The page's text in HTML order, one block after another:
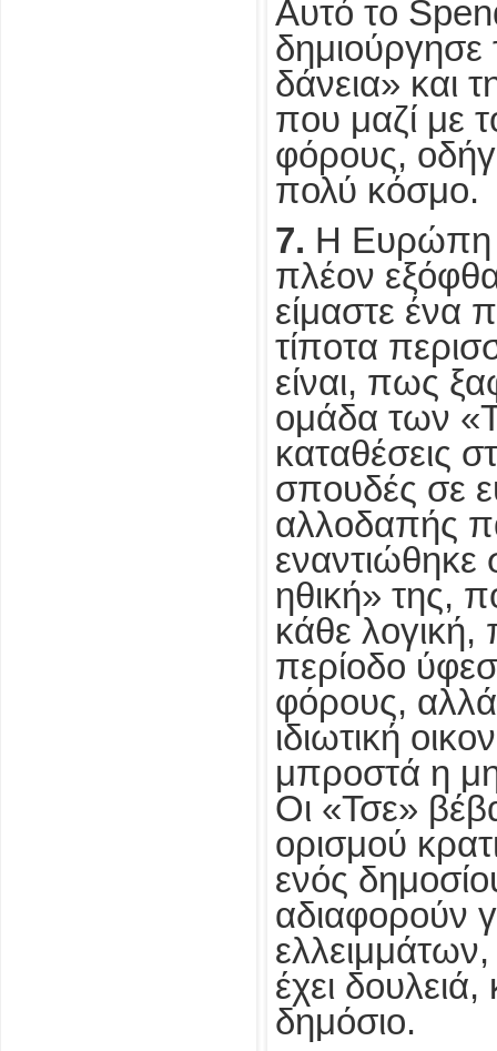
Αυτό το
δημιούργησε
δάνεια» και
που μαζί με
φόρους,
πολύ κόσμο.
7. Η Ευρώπη
πλέον
είμαστε ένα
τίποτα
είναι, πως
ομάδα των
καταθέσεις
σπουδές σε
αλλοδαπής
εναντιώθηκε
ηθική» της,
κάθε λογική,
περίοδο
φόρους,
ιδιωτική
μπροστά η
Οι «Τσε»
ορισμού
ενός
αδιαφορούν
έχει
δημόσιο.